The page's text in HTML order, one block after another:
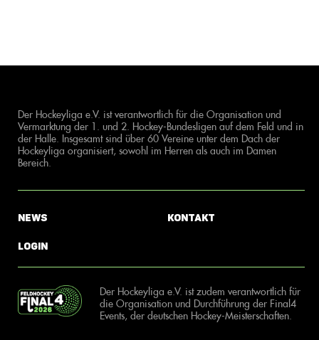
Der Hockeyliga e.V. ist verantwortlich für die Organisation und
Vermarktung der 1. und 2. Hockey-Bundesligen auf dem Feld und in
der Halle. Insgesamt sind über 60 Vereine unter dem Dach der
Hockeyliga organisiert, sowohl im Herren als auch im Damen
Bereich.
News
Login
Kontakt
Der Hockeyliga e.V. ist zudem verantwortlich für
die Organisation und Durchführung der Final4
Events, der deutschen Hockey-Meisterschaften.